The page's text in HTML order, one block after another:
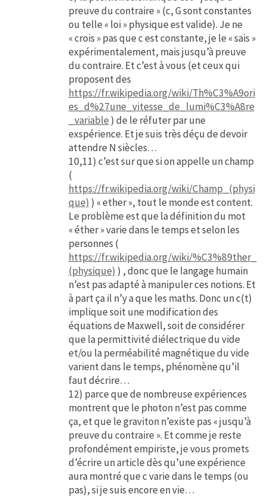
preuve du contraire » (c, G sont constantes
ou telle « loi » physique est valide). Je ne
« crois » pas que c est constante, je le « sais »
expérimentalement, mais jusqu’à preuve
du contraire. Et c’est à vous (et ceux qui
proposent des
https://fr.wikipedia.org/wiki/Th%C3%A9ori
es_d%27une_vitesse_de_lumi%C3%A8re
_variable ) de le réfuter par une
exspérience. Et je suis très déçu de devoir
attendre N siècles…
10,11) c’est sur que si on appelle un champ
(
https://fr.wikipedia.org/wiki/Champ_(physi
que) ) « ether », tout le monde est content.
Le problème est que la définition du mot
« éther » varie dans le temps et selon les
personnes (
https://fr.wikipedia.org/wiki/%C3%89ther_
(physique) ) , donc que le langage humain
n’est pas adapté à manipuler ces notions. Et
à part ça il n’y a que les maths. Donc un c(t)
implique soit une modification des
équations de Maxwell, soit de considérer
que la permittivité diélectrique du vide
et/ou la perméabilité magnétique du vide
varient dans le temps, phénomène qu’il
faut décrire…
12) parce que de nombreuse expériences
montrent que le photon n’est pas comme
ça, et que le graviton n’existe pas « jusqu’à
preuve du contraire ». Et comme je reste
profondément empiriste, je vous promets
d’écrire un article dès qu’une expérience
aura montré que c varie dans le temps (ou
pas), si je suis encore en vie…